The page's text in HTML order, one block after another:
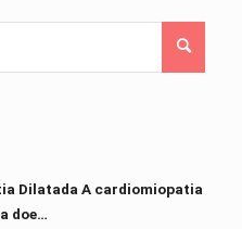
Dilatada A cardiomiopatia
doe…